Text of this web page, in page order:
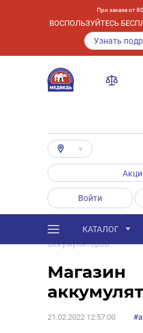
При заказе от
ВОСПОЛЬЗУЙТЕСЬ
Узнать
Войти
КАТАЛОГ
Полезные статьи
аккумуляторов
Магазин
21.02.2022 12:57:00